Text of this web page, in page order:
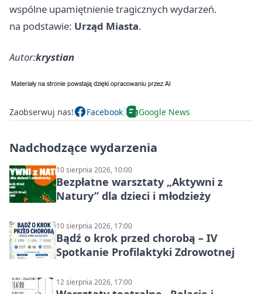
wspólne upamiętnienie tragicznych wydarzeń.
na podstawie: Urząd Miasta.
Autor:krystian
Zaobserwuj nas! Facebook Google News
Nadchodzące wydarzenia
10 sierpnia 2026, 10:00
Bezpłatne warsztaty „Aktywni z
Natury” dla dzieci i młodzieży
10 sierpnia 2026, 17:00
Bądź o krok przed chorobą – IV
Spotkanie Profilaktyki Zdrowotnej
12 sierpnia 2026, 17:00